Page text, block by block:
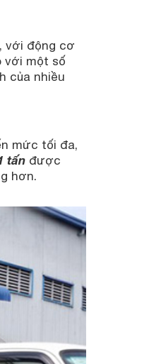
với động cơ
với một số
của nhiều
mức tối đa,
tấn được
hơn.